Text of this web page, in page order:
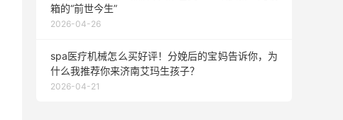
箱的“前世今生”
2026-04-26
spa医疗机械怎么买好评！分娩后的宝妈告诉你，为
什么我推荐你来济南艾玛生孩子？
2026-04-21